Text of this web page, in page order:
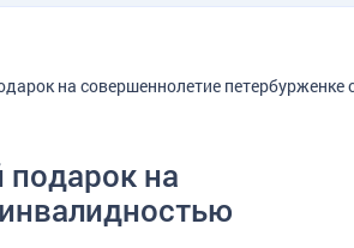
на совершеннолетие петербурженке
на